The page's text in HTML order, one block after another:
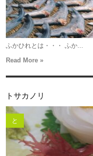
ふかひれとは・・・ ふか...
Read More »
トサカノリ
と